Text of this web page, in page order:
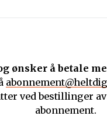
ønsker å betale
ved bestillinger
abonnement.